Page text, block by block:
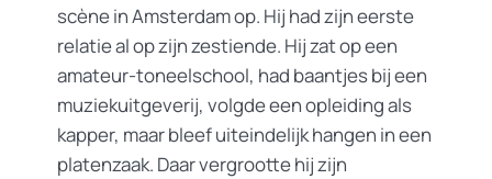
scène in Amsterdam op. Hij had zijn eerste
relatie al op zijn zestiende. Hij zat op een
amateur-toneelschool, had baantjes bij een
muziekuitgeverij, volgde een opleiding als
kapper, maar bleef uiteindelijk hangen in een
platenzaak. Daar vergrootte hij zijn